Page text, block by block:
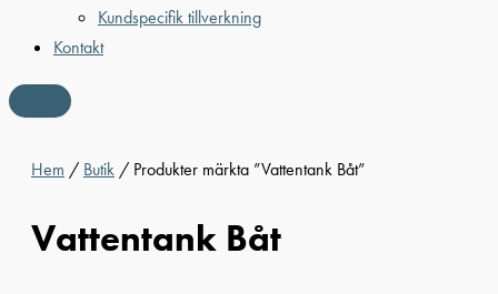
Kundspecifik tillverkning
Kontakt
Hem / Butik / Produkter märkta ”Vattentank Båt”
Vattentank Båt